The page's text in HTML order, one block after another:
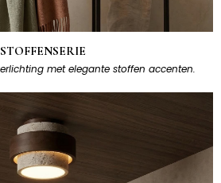
STOFFENSERIE
met elegante stoffen accenten.